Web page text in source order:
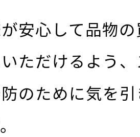
安心して品物
ただけるよう
のために気を